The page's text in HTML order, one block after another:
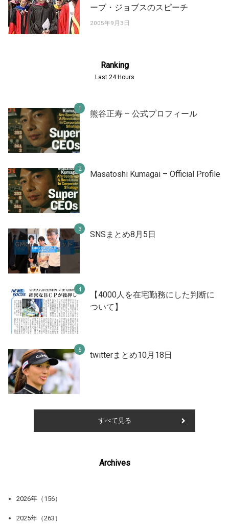
ーブ・ジョブスのスピーチ
2005年9月3日
Ranking
Last 24 Hours
熊谷正寿 – 公式プロフィール
Masatoshi Kumagai – Official Profile
SNSまとめ8月5日
【4000人を在宅勤務にした判断に
ついて】
twitterまとめ10月18日
すべて見る
Archives
2026年（156）
2025年（263）